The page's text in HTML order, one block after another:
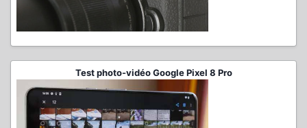
Test photo-vidéo Google Pixel 8 Pro